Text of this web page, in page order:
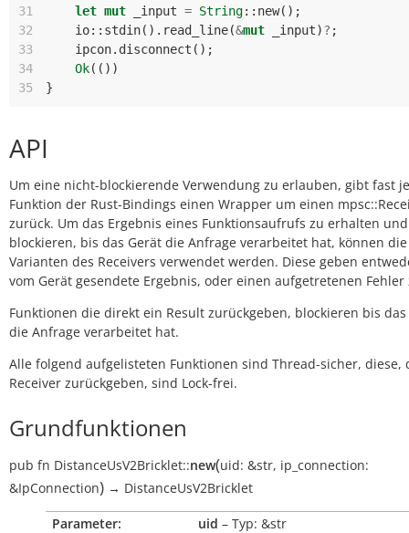
31
let mut _input = String:: new();
32
io:: stdin(). read_line(&mut _input)? ;
33
ipcon. disconnect ();
34
Ok(())
35
}
API
Um eine nicht-blockierende Verwendung zu erlauben, gibt fast
Funktion der Rust-Bindings einen Wrapper um einen
zurück. Um das Ergebnis eines Funktionsaufrufs zu erhalten
blockieren, bis das Gerät die Anfrage verarbeitet hat, können
Varianten des Receivers verwendet werden. Diese geben
vom Gerät gesendete Ergebnis, oder einen aufgetretenen Fehler
Funktionen die direkt ein Result zurückgeben, blockieren bis das
die Anfrage verarbeitet hat.
Alle folgend aufgelisteten Funktionen sind Thread-sicher, diese,
Receiver zurückgeben, sind Lock-frei.
Grundfunktionen
pub fn DistanceUsV2Bricklet::new(uid: &str, ip_connection:
&IpConnection) → DistanceUsV2Bricklet
Parameter: uid – Typ: &str